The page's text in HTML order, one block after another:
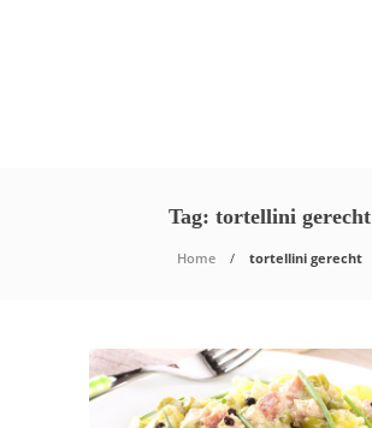
Tag: tortellini gerecht
Home tortellini gerecht